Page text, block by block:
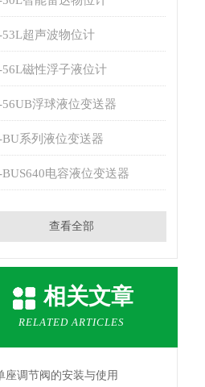
53L超声波物位计
56L磁性浮子液位计
56UB浮球液位变送器
BU系列液位变送器
BUS640电容液位变送器
查看全部
相关文章
RELATED ARTICLES
座调节阀的安装与使用